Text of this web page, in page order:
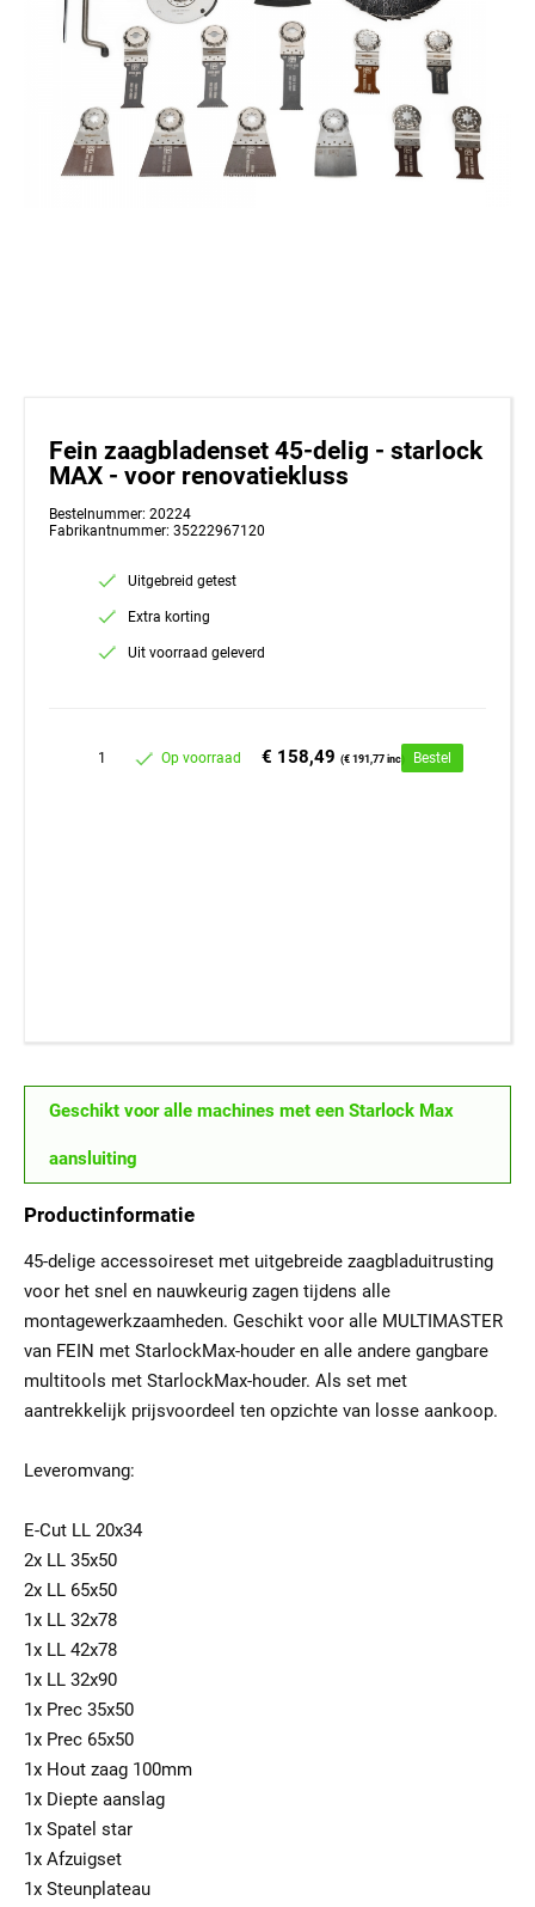
Fein zaagbladenset 45-delig - starlock
MAX - voor renovatiekluss
Bestelnummer: 20224
Fabrikantnummer: 35222967120
Uitgebreid getest
Extra korting
Uit voorraad geleverd
1 Op voorraad € 158,49(€ 191,77 inc) Bestel
Geschikt voor alle machines met een Starlock Max
aansluiting
Productinformatie
45-delige accessoireset met uitgebreide zaagbladuitrusting
voor het snel en nauwkeurig zagen tijdens alle
montagewerkzaamheden. Geschikt voor alle MULTIMASTER
van FEIN met StarlockMax-houder en alle andere gangbare
multitools met StarlockMax-houder. Als set met
aantrekkelijk prijsvoordeel ten opzichte van losse aankoop.
Leveromvang:
E-Cut LL 20x34
2x LL 35x50
2x LL 65x50
1x LL 32x78
1x LL 42x78
1x LL 32x90
1x Prec 35x50
1x Prec 65x50
1x Hout zaag 100mm
1x Diepte aanslag
1x Spatel star
1x Afzuigset
1x Steunplateau